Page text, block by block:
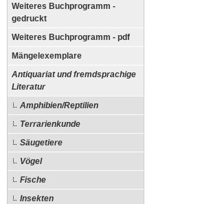
Weiteres Buchprogramm -
gedruckt
Weiteres Buchprogramm - pdf
Mängelexemplare
Antiquariat und fremdsprachige
Literatur
Amphibien/Reptilien
Terrarienkunde
Säugetiere
Vögel
Fische
Insekten